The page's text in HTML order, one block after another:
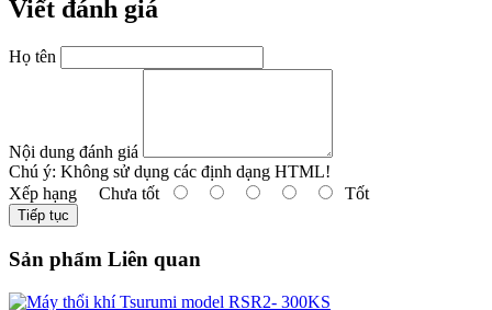
Viết đánh giá
Họ tên
Nội dung đánh giá
Chú ý: Không sử dụng các định dạng HTML!
Xếp hạng Chưa tốt Tốt
Tiếp tục
Sản phẩm Liên quan